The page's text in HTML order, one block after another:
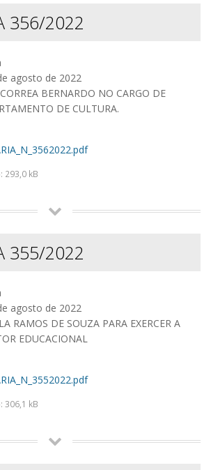
356/2022
agosto de 2022
BERNARDO NO CARGO DE
DE CULTURA.
kB
355/2022
agosto de 2022
RAMOS DE SOUZA PARA EXERCER A
EDUCACIONAL
kB